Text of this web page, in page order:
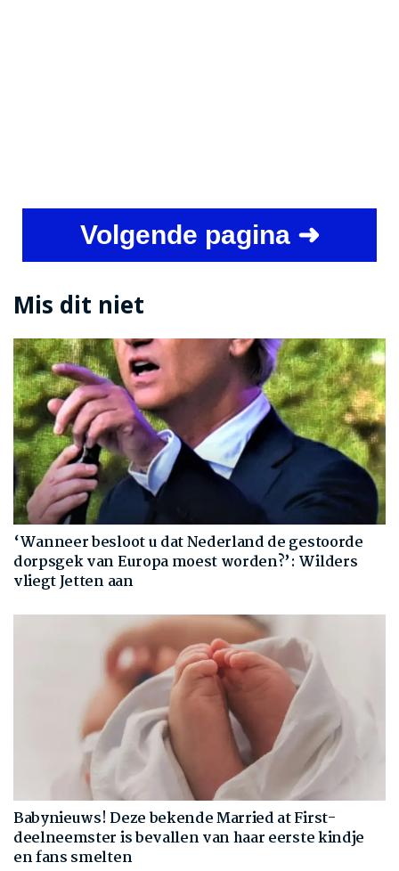
Volgende pagina ➜
Mis dit niet
‘Wanneer besloot u dat Nederland de gestoorde
dorpsgek van Europa moest worden?’: Wilders
vliegt Jetten aan
Babynieuws! Deze bekende Married at First-
deelneemster is bevallen van haar eerste kindje
en fans smelten